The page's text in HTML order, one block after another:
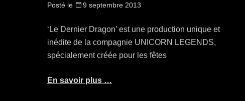
Posté le 9 septembre 2013
‘Le Dernier Dragon’ est une production unique et
inédite de la compagnie UNICORN LEGENDS,
spécialement créée pour les fêtes
En savoir plus …